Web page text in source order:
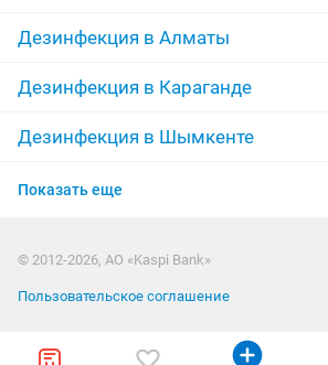
мебель для гарантия
клопы тараканы пол
дезинсекция помещений
дезинфекция дератизация дезинсекция
ресторан работа
Дезинфекция в Алматы
Дезинфекция в Караганде
Дезинфекция в Шымкенте
Дезинфекция в Актобе
Дезинфекция в Таразе
Показать еще
© 2012-2026, АО «Kaspi Bank»
Пользовательское соглашение